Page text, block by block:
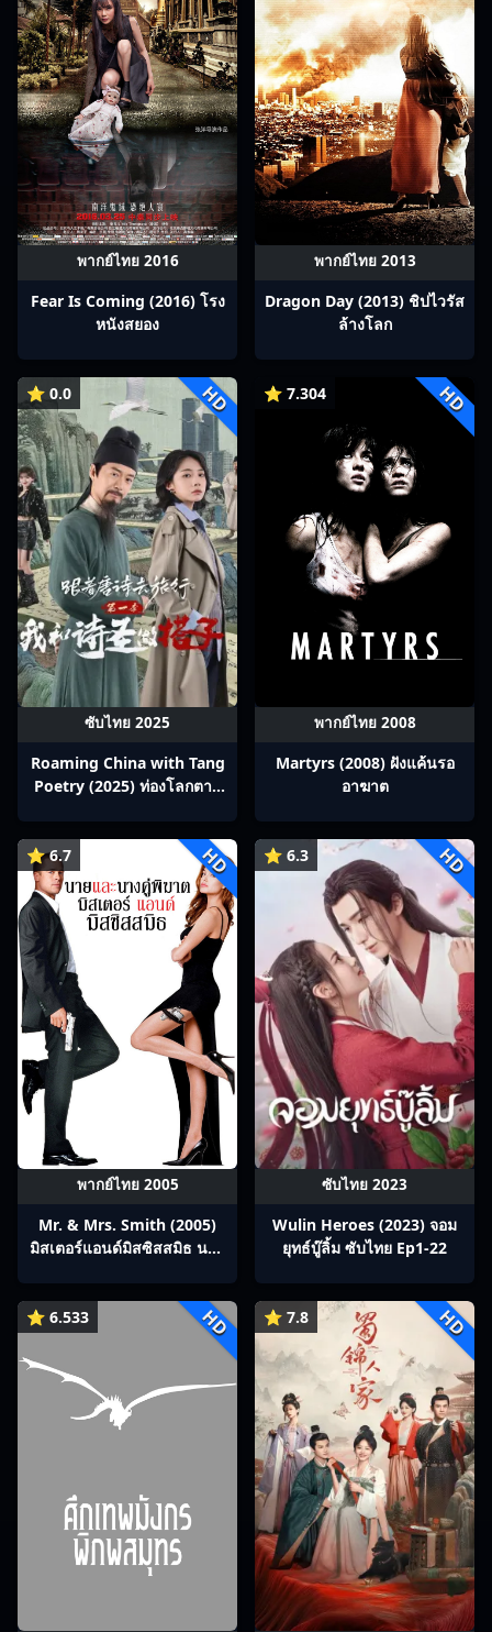
พากย์ไทย 2016
Fear Is Coming (2016) โรง
หนังสยอง
พากย์ไทย 2013
Dragon Day (2013) ชิปไวรัส
ล้างโลก
⭐ 0.0 HD
ซับไทย 2025
Roaming China with Tang
Poetry (2025) ท่องโลกตาม
⭐ 7.304 HD
พากย์ไทย 2008
Martyrs (2008) ฝังแค้นรอ
อาฆาต
⭐ 6.7 HD
พากย์ไทย 2005
Mr. & Mrs. Smith (2005)
มิสเตอร์แอนด์มิสซิสสมิธ นาย
⭐ 6.3 HD
ซับไทย 2023
Wulin Heroes (2023) จอม
ยุทธ์บู๊ลิ้ม ซับไทย Ep1-22
⭐ 6.533 HD ⭐ 7.8 HD